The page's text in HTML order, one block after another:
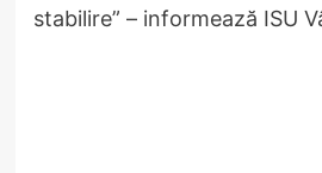
stabilire” – informează ISU